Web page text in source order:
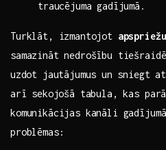
traucējuma gadījumā.
Turklāt, izmantojot
samazināt nedrošību
⁣uzdot jautājumus ⁢un sniegt
arī⁢ sekojošā tabula, kas
komunikācijas kanāli
problēmas: